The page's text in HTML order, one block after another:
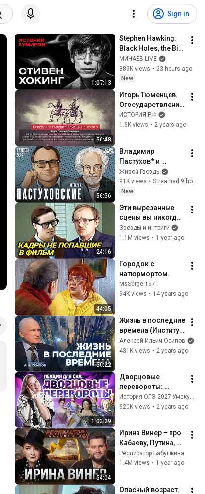
Sign in
1:07:13
Stephen Hawking:
Black Holes, the Big
Bang, and the End of
the Universe / Idol
Stories / MINAEV
МИНАЕВ LIVE
389K views • 23 hours ago
New
56:48
Игорь Тюменцев.
Огосударствление
Войска Донского
ИСТОРИЯ.РФ
1.6K views • 2 years ago
56:56
Владимир
Пастухов* и
Алексей
Венедиктов*.
Пастуховские
Живой Гвоздь
91K views •
Streamed 9 hours ago
New
24:16
Эти вырезанные
сцены вы никогда
не увидите в
"Служебном
Звезды и интриги
1.1M views • 1 year ago
44:05
Городок с
натюрмортом.
MsSergei1971
94K views • 14 years ago
50:22
Жизнь в последние
времена (Институт
современного
искусства) / А.И.
Алексей Ильич Осипов
431K views • 2 years ago
1:03:29
Дворцовые
перевороты:
Лекция для сна I
Разбор событий |
История ОГЭ 2027 Умскул | Дарья Львова
620K views • 2 years ago
54:04
Ирина Винер – про
Кабаеву, Путина,
страх войны,
политику в спорте,
Респиратор Бабушкина
1.4M views • 1 year ago
Опасный возраст.